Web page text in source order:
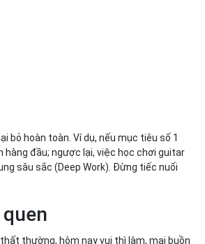
bỏ hoàn toàn. Ví dụ, nếu mục tiêu số 1
hàng đầu; ngược lại, việc học chơi guitar
sâu sắc (Deep Work). Đừng tiếc nuối
thường, hôm nay vui thì làm, mai buồn